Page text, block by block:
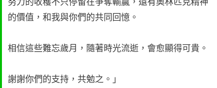
的價值，和我與你們的共同回憶。
相信這些難忘歲月，隨著時光流逝，會愈顯得可貴。
謝謝你們的支持，共勉之。」